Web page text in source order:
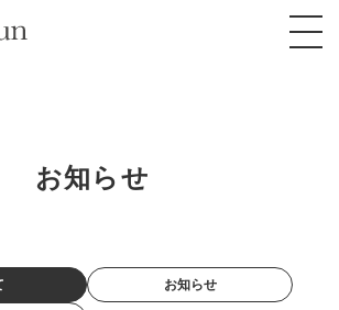
覧
ティング代行『マキトルく
お知らせ
お知らせ